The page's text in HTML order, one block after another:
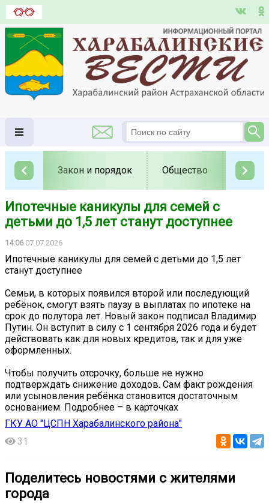
Закон и порядок Общество
Ипотечные каникулы для семей с
детьми до 1,5 лет станут доступнее
14:0607.07.2026
Ипотечные каникулы для семей с детьми до 1,5 лет
станут доступнее
Семьи, в которых появился второй или последующий
ребёнок, смогут взять паузу в выплатах по ипотеке на
срок до полутора лет. Новый закон подписал Владимир
Путин. Он вступит в силу с 1 сентября 2026 года и будет
действовать как для новых кредитов, так и для уже
оформленных.
Чтобы получить отсрочку, больше не нужно
подтверждать снижение доходов. Сам факт рождения
или усыновления ребёнка становится достаточным
основанием. Подробнее – в карточках
ГКУ АО "ЦСПН Харабалинского района"
31
Поделитесь новостями с жителями
города